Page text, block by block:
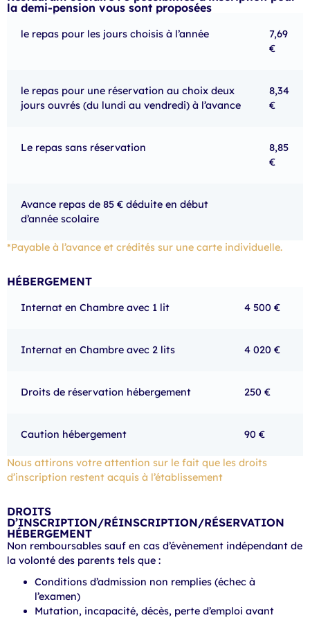
la demi-pension vous sont proposées
le repas pour les jours choisis à l’année
7,69
€
le repas pour une réservation au choix deux
jours ouvrés (du lundi au vendredi) à l’avance
8,34
€
Le repas sans réservation
8,85
€
Avance repas de 85 € déduite en début
d’année scolaire
*Payable à l’avance et crédités sur une carte individuelle.
HÉBERGEMENT
Internat en Chambre avec 1 lit 4 500 €
Internat en Chambre avec 2 lits 4 020 €
Droits de réservation hébergement 250 €
Caution hébergement 90 €
Nous attirons votre attention sur le fait que les droits
d’inscription restent acquis à l’établissement
DROITS
D’INSCRIPTION/RÉINSCRIPTION/RÉSERVATION
HÉBERGEMENT
Non remboursables sauf en cas d’évènement indépendant de
la volonté des parents tels que :
Conditions d’admission non remplies (échec à
l’examen)
Mutation, incapacité, décès, perte d’emploi avant